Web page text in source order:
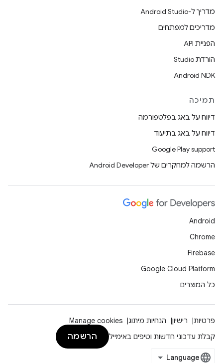
מדריך ל-Android Studio
מדריכים למפתחים
הפניית API
הורדת Studio
Android NDK
תמיכה
דיווח על באג בפלטפורמה
דיווח על באג בתיעוד
Google Play support
הרשמה למחקרים של Android Developer
Android
Chrome
Firebase
Google Cloud Platform
כל המוצרים
פרטיות רישיון הנחיות מיתוג
Manage cookies
קבלת עדכוני חדשות וטיפים באימייל
הרשמה